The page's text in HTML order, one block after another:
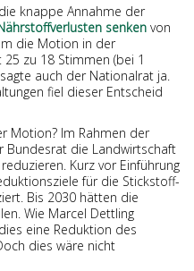
knappe Annahme der
senken von
die Motion in der
zu 18 Stimmen (bei 1
auch der Nationalrat ja.
fiel dieser Entscheid
Motion? Im Rahmen der
Bundesrat die Landwirtschaft
Kurz vor Einführung
für die Stickstoff-
Bis 2030 hätten die
Wie Marcel Dettling
eine Reduktion des
dies wäre nicht